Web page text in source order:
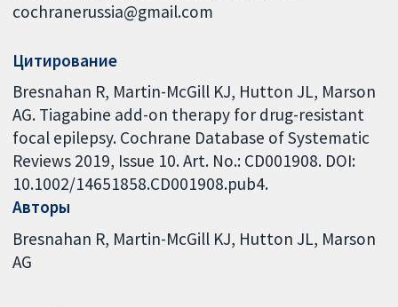
cochranerussia@gmail.com
Цитирование
Bresnahan R, Martin-McGill KJ, Hutton JL, Marson
AG. Tiagabine add-on therapy for drug-resistant
focal epilepsy. Cochrane Database of Systematic
Reviews 2019, Issue 10. Art. No.: CD001908. DOI:
10.1002/14651858.CD001908.pub4.
Авторы
Bresnahan R Martin-McGill KJ Hutton JL Marson
AG